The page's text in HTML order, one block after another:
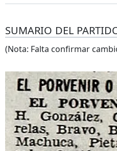
SUMARIO DEL
(Nota: Falta confirmar